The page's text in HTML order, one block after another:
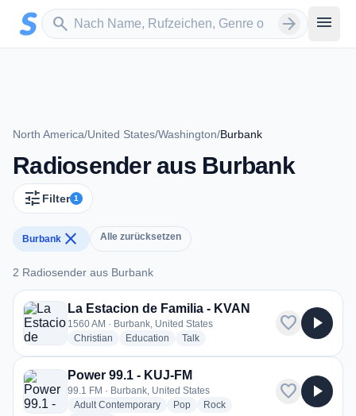
Zum Hauptinhalt springen
search
Sender suchen arrow_forward menu
North America/United States/Washington/Burbank
Radiosender aus Burbank
tune Filter 1
Burbank close Alle zurücksetzen
2 Radiosender aus Burbank
2 Radiosender aus Burbank
La Estacion de Familia - KVAN
1560 AM · Burbank, United States
Christian radio stations
Education radio stations
Talkradio stations
favorite play_arrow
Power 99.1 - KUJ-FM
99.1 FM · Burbank, United States
Adult Contemporaryradio stations
Popradio stations
Rockradio stations
favorite play_arrow